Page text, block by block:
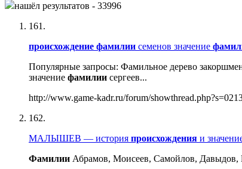
нашёл результатов - 33996
161.
происхождение фамилии семенов значение
Популярные запросы: Фамильное дерево
значение фамилии сергеев...
http://www.game-kadr.ru/forum/
162.
МАЛЫШЕВ — история происхождения и
Фамилии Абрамов, Моисеев, Самойлов,